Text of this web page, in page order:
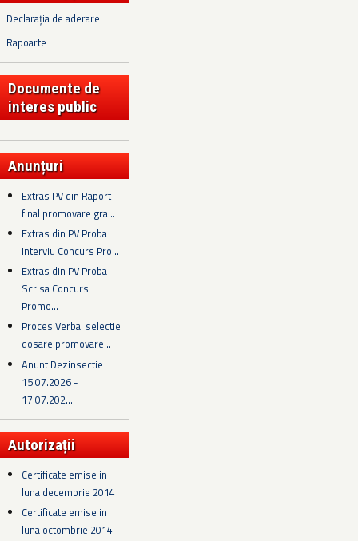
Declarația de aderare
Rapoarte
Documente de
interes public
Anunțuri
Extras PV din Raport
final promovare gra...
Extras din PV Proba
Interviu Concurs Pro...
Extras din PV Proba
Scrisa Concurs
Promo...
Proces Verbal selectie
dosare promovare...
Anunt Dezinsectie
15.07.2026 -
17.07.202...
Autorizații
Certificate emise in
luna decembrie 2014
Certificate emise in
luna octombrie 2014